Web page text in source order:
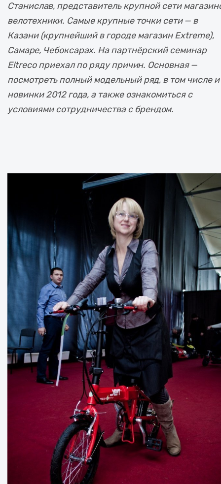
Станислав, представитель крупной сети
велотехники. Самые крупные точки сети — в
Казани (крупнейший в городе магазин Extreme),
Самаре, Чебоксарах. На партнёрский семинар
Eltreco приехал по ряду причин. Основная —
посмотреть полный модельный ряд, в том числе и
новинки 2012 года, а также ознакомиться с
условиями сотрудничества с брендом.